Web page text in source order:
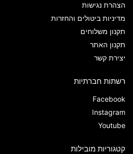
הצהרת נגישות
מדיניות ביטולים והחזרות
תקנון משלוחים
תקנון האתר
יצירת קשר
רשתות חברתיות
Facebook
Instagram
Youtube
קטגוריות מובילות